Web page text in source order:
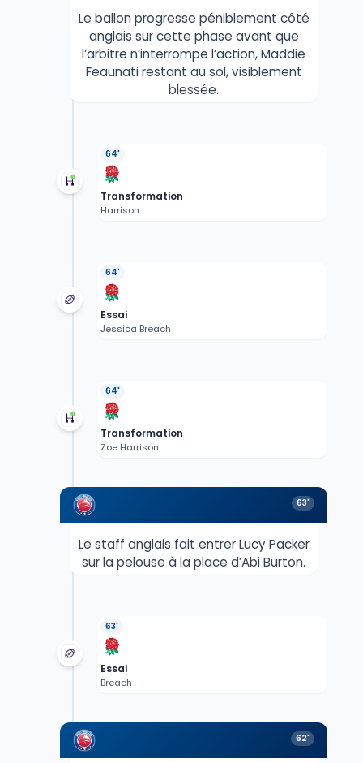
Le ballon progresse péniblement côté
anglais sur cette phase avant que
l’arbitre n’interrompe l’action, Maddie
Feaunati restant au sol, visiblement
blessée.
64'
Transformation
Harrison
64'
Essai
Jessica Breach
64'
Transformation
Zoe Harrison
63'
Le staff anglais fait entrer Lucy Packer
sur la pelouse à la place d’Abi Burton.
63'
Essai
Breach
62'